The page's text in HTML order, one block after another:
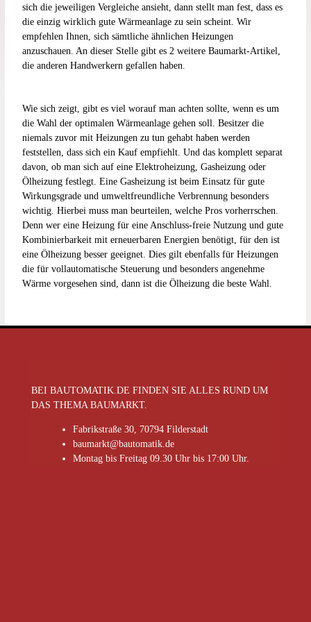
sich die jeweiligen Vergleiche ansieht, dann stellt man fest, dass es
die einzig wirklich gute Wärmeanlage zu sein scheint. Wir
empfehlen Ihnen, sich sämtliche ähnlichen Heizungen
anzuschauen. An dieser Stelle gibt es 2 weitere Baumarkt-Artikel,
die anderen Handwerkern gefallen haben.
Wie sich zeigt, gibt es viel worauf man achten sollte, wenn es um
die Wahl der optimalen Wärmeanlage gehen soll. Besitzer die
niemals zuvor mit Heizungen zu tun gehabt haben werden
feststellen, dass sich ein Kauf empfiehlt. Und das komplett separat
davon, ob man sich auf eine Elektroheizung, Gasheizung oder
Ölheizung festlegt. Eine Gasheizung ist beim Einsatz für gute
Wirkungsgrade und umweltfreundliche Verbrennung besonders
wichtig. Hierbei muss man beurteilen, welche Pros vorherrschen.
Denn wer eine Heizung für eine Anschluss-freie Nutzung und gute
Kombinierbarkeit mit erneuerbaren Energien benötigt, für den ist
eine Ölheizung besser geeignet. Dies gilt ebenfalls für Heizungen
die für vollautomatische Steuerung und besonders angenehme
Wärme vorgesehen sind, dann ist die Ölheizung die beste Wahl.
BEI BAUTOMATIK.DE FINDEN SIE ALLES RUND UM
DAS THEMA BAUMARKT.
Fabrikstraße 30, 70794 Filderstadt
baumarkt@bautomatik.de
Montag bis Freitag 09.30 Uhr bis 17:00 Uhr.